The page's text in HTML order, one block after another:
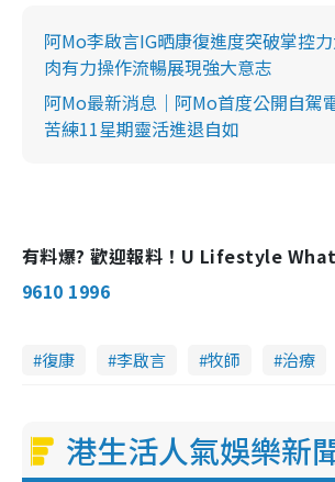
阿Mo李啟言IG晒康復進度突破掌控
肉有力操作流暢展現強大意志
阿Mo最新消息｜阿Mo首度公開自駕
苦練11星期靈活進退自如
有料爆? 歡迎報料！U Lifestyle
9610 1996
復康 李啟言 牧師 治療
港生活人氣娛樂新